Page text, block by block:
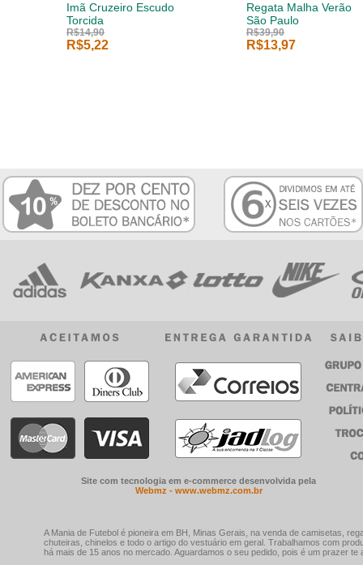
Imã Cruzeiro Escudo
Torcida
R$14,90
R$5,22
Regata Malha Verão
São Paulo
R$39,90
R$13,97
Site com tecnologia em e-commerce desenvolvida pela
Webmz - www.webmz.com.br
A Mania de Futebol é pioneira em BH, Minas Gerais, na venda de camisetas,
chuteiras, chinelos e todo o artigo do vestuário em geral. Trabalhamos com
há mais de 15 anos no mercado. Aguardamos o seu pedido, pois é um prazer te